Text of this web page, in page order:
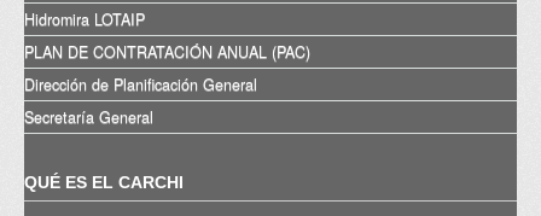
Hidromira LOTAIP
PLAN DE CONTRATACIÓN ANUAL (PAC)
Dirección de Planificación General
Secretaría General
QUÉ ES EL CARCHI